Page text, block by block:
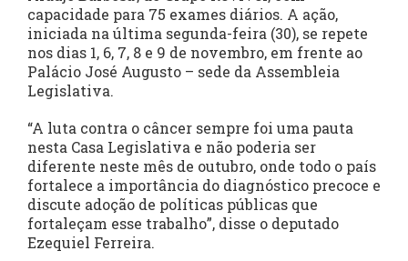
capacidade para 75 exames diários. A ação,
iniciada na última segunda-feira (30), se repete
nos dias 1, 6, 7, 8 e 9 de novembro, em frente ao
Palácio José Augusto – sede da Assembleia
Legislativa.
“A luta contra o câncer sempre foi uma pauta
nesta Casa Legislativa e não poderia ser
diferente neste mês de outubro, onde todo o país
fortalece a importância do diagnóstico precoce e
discute adoção de políticas públicas que
fortaleçam esse trabalho”, disse o deputado
Ezequiel Ferreira.